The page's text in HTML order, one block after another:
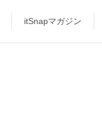
itSnapマガジン